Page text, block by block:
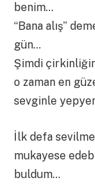
benim…
“Bana alış”
gün…
Şimdi
o zaman en
sevginle
İlk defa
mukayese
buldum…